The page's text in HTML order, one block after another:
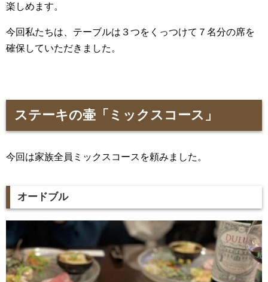
楽しめます。
今回私たちは、テーブルは３つをくっつけて７名分の席を
確保していただきました。
ステーキの壷「ミックスコース」
今回は家族全員ミックスコースを頼みました。
オードブル